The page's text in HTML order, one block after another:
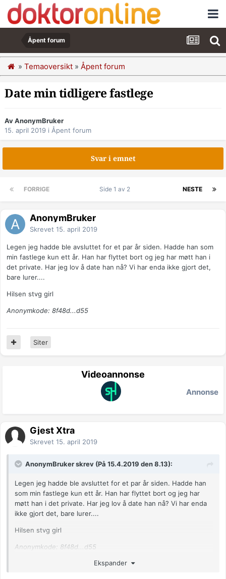
Åpent forum
» Temaoversikt » Åpent forum
Date min tidligere fastlege
Av AnonymBruker
15. april 2019 i Åpent forum
Svar i emnet
FORRIGE NESTE
Side 1 av 2
AnonymBruker
Skrevet 15. april 2019
Legen jeg hadde ble avsluttet for et par år siden. Hadde han som
min fastlege kun ett år. Han har flyttet bort og jeg har møtt han i
det private. Har jeg lov å date han nå? Vi har enda ikke gjort det,
bare lurer....
Hilsen stvg girl
Anonymkode: 8f48d...d55
Siter
Videoannonse
Annonse
Gjest Xtra
Skrevet 15. april 2019
AnonymBruker skrev (På 15.4.2019 den 8.13):
Legen jeg hadde ble avsluttet for et par år siden. Hadde han
som min fastlege kun ett år. Han har flyttet bort og jeg har
møtt han i det private. Har jeg lov å date han nå? Vi har enda
ikke gjort det, bare lurer....
Hilsen stvg girl
Anonymkode: 8f48d...d55
Ekspander